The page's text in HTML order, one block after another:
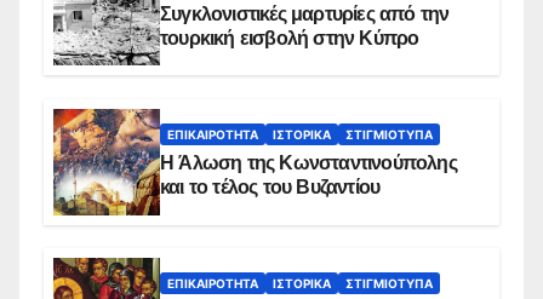
Συγκλονιστικές μαρτυρίες από την
τουρκική εισβολή στην Κύπρο
ΕΠΙΚΑΙΡΌΤΗΤΑ ΙΣΤΟΡΙΚΆ ΣΤΙΓΜΙΌΤΥΠΑ
Η Άλωση της Κωνσταντινούπολης
και το τέλος του Βυζαντίου
ΕΠΙΚΑΙΡΌΤΗΤΑ ΙΣΤΟΡΙΚΆ ΣΤΙΓΜΙΌΤΥΠΑ